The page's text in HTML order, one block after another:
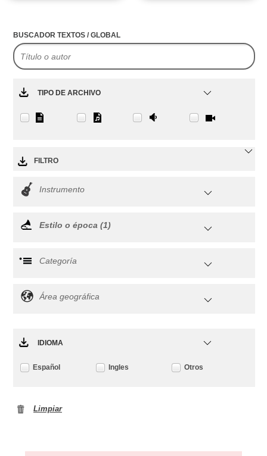
BUSCADOR TEXTOS / GLOBAL
TIPO DE ARCHIVO
FILTRO
Instrumento
Estilo o época (1)
Categoría
Área geográfica
IDIOMA
Español Ingles Otros
Limpiar